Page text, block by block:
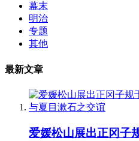
幕末
明治
专题
其他
最新文章
爱媛松山展出正冈子